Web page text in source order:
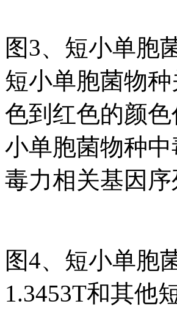
图3、短小单胞
短小单胞菌物
色到红色的颜
小单胞菌物种
毒力相关基因
图4、短小单胞
1.3453T和其他